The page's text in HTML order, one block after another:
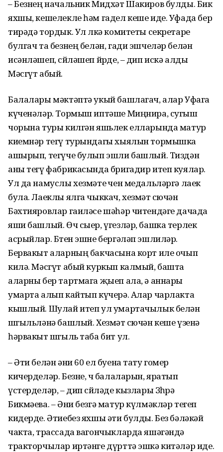
– Безнең начальник Мидхәт Шакиров булды. Бик
яхшы, кешелекле һәм гадел кеше иде. Уфада бер
тирәдә тордык. Ул өлкә комитеты секретаре
булгач та безнең белән, гади эшчеләр белән
исәнләшеп, сөйләшеп йөрде, – дип искә алды
Мәсгүт абый.
Балалары мәктәптә укый башлагач, алар Уфага
күченәләр. Тормыш иптәше Миңнира, сугыш
чорына туры килгән яшьлек елларында матур
киемнәр тегү турындагы хыялын тормышка
ашырып, тегүче булып эшли башлый. Тиздән
аны тегү фабрикасында бригадир итеп куялар.
Ул да намуслы хезмәте өчен медальләргә лаек
була. Лаеклы ялга чыккач, хезмәт сөючән
Бәхтияровлар гаиләсе шәһәр читендәге дачада
яши башлый. Өч сыер, үгезләр, башка терлек
асрыйлар. Бөтен эшне бергәләп эшлиләр.
Бервакыт аларның бакчасына корт иле очып
килә. Мәсгүт абый куркып калмый, башта
аларны бер тартмага җыеп ала, ә аннары
умарта алып кайтып күчерә. Алар чарлакта
кышлый. Шулай итеп ул умартачылык белән
шөгыльләнә башлый. Хезмәт сөючән кеше үзенә
һәрвакыт шөгыль таба бит ул.
– Әти белән әни 60 ел буена тату гомер
кичерделәр. Безне, өч балаларын, яратып
үстерделәр, – дип сөйләде кызлары Зөһрә
Бикмәева. – Әни безгә матур күлмәкләр тегеп
кидерде. Әтиебез яхшы әти булды. Без бәләкәй
чакта, трассада вагончыкларда яшәгәндә
тракторчылар иртәнге дүрттә эшкә китәләр иде.